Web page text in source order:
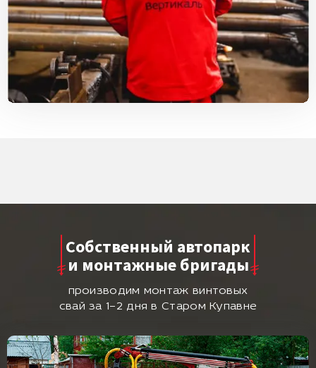
Собственный автопарк
и монтажные бригады
производим монтаж винтовых
свай за 1–2 дня в Старом Купавне